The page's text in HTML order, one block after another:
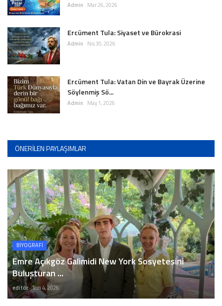
Admin Mar 26, 2026
Ercüment Tula: Siyaset ve Bürokrasi
Admin Nis 30, 2026
Ercüment Tula: Vatan Din ve Bayrak Üzerine
Söylenmiş Sö...
Admin May 1, 2026
ÖNERILEN PAYLAŞIMLAR
BİYOGRAFİ
Emre Açıkgöz Galimidi New York Sosyetesini
Buluşturan ...
editör Tem 4, 2026